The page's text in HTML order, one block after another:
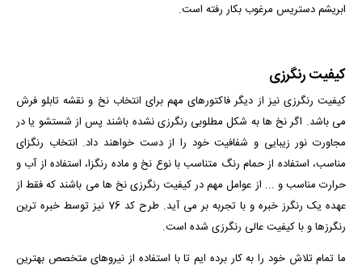
ابریشم دستریس مرغوب بکار رفته است.
کیفیت رنگرزی
کیفیت رنگرزی نیز از دیگر فاکتورهای مهم برای انتخاب نخ و نقشه تابلو فرش
می باشد. اگر نخ ها به شکل مطلوبی رنگرزی نشده باشند پس از شستشو یا در
مجاورت نور زیبایی و شفافیت خود را از دست خواهند داد. انتخاب رنگزای
مناسب، استفاده از حمام رنگ متناسب با نوع نخ و ماده رنگزا، استفاده از آب و
حرارت مناسب و ... از عوامل مهم در کیفیت رنگرزی نخ ها می باشند که فقط از
عهده یک رنگرز خبره و با تجربه بر می آید. طرح کد 76 نیز توسط خبره ترین
رنگرزها و با کیفیت عالی رنگرزی شده است.
ما تمام تلاش خود را به کار برده ایم تا با استفاده از نیروهای متخصص بهترین